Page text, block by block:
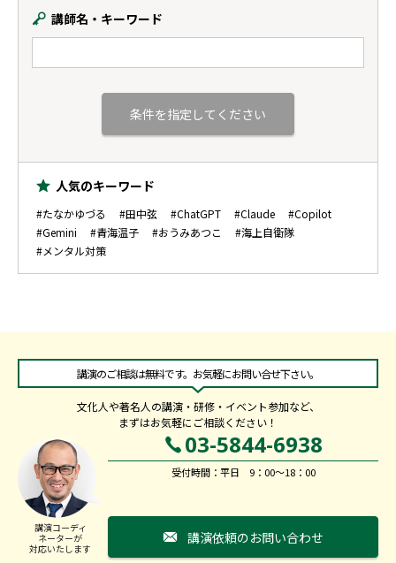
講師名・キーワード
人気のキーワード
#たなかゆづる #田中弦 #ChatGPT #Claude
#Copilot
#Gemini
#青海温子 #おうみあつこ
#海上自衛隊
#メンタル対策
講演のご相談は無料です。お気軽にお問い合せ下さい。
文化人や著名人の講演・研修・イベント参加など、
まずはお気軽にご相談ください！
講演コーディ
ネーターが
対応いたします
03-5844-6938
受付時間：平日 9：00～18：00
講演依頼のお問い合わせ